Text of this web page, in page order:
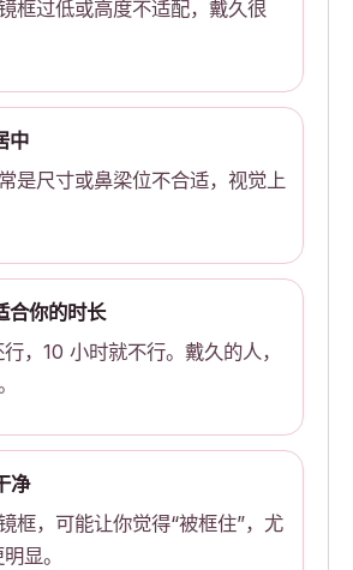
框过低或高度不适配，戴久很
中
是尺寸或鼻梁位不合适，视觉上
合你的时长
，10 小时就不行。戴久的人，
净
框，可能让你觉得“被框住”，尤
显。